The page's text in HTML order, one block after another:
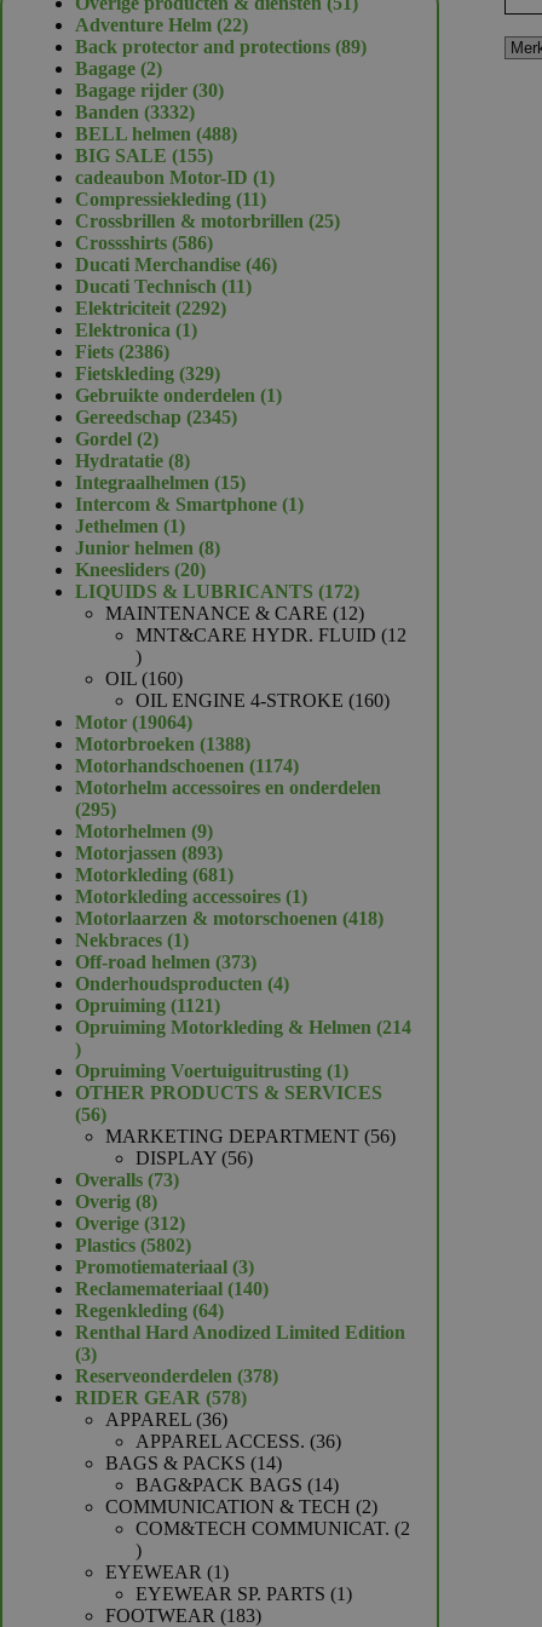
Adventure Helm 2222
producten
Back protector and protections 8989
Bagage 22
producten
Bagage rijder 3030
Banden 33323332
producten
BELL helmen 488488
BIG SALE 155155
producten
cadeaubon Motor-ID 11
Compressiekleding 1111
producten
Crossbrillen & motorbrillen 2525
Crossshirts 586586
producten
Ducati Merchandise 4646
Ducati Technisch 1111
Elektriciteit 22922292
Elektronica 11
Fiets 23862386
producten
Fietskleding 329329
producten
Gebruikte onderdelen 11
Gereedschap 23452345
Gordel 22
producten
Hydratatie 88
producten
Integraalhelmen 1515
producten
Intercom & Smartphone 11
Jethelmen 11
product
Junior helmen 88
Kneesliders 2020
producten
LIQUIDS & LUBRICANTS 172172
producten
MAINTENANCE & CARE 1212
producten
MNT&CARE HYDR. FLUID
12
12
producten
OIL 160160
producten
OIL ENGINE 4-STROKE 160160
Motor 1906419064
producten
Motorbroeken 13881388
producten
Motorhandschoenen 11741174
producten
Motorhelm accessoires en onderdelen
295295
producten
Motorhelmen 99
producten
Motorjassen 893893
producten
Motorkleding 681681
producten
Motorkleding accessoires 11
product
Motorlaarzen & motorschoenen 418418
Nekbraces 11
product
Off-road helmen 373373
producten
Onderhoudsproducten 44
Opruiming 11211121
producten
Opruiming Motorkleding & Helmen
214
214
producten
Opruiming Voertuiguitrusting 11
product
OTHER PRODUCTS & SERVICES
5656
producten
MARKETING DEPARTMENT 5656
DISPLAY 5656
Overalls 7373
Overig 88
producten
Overige 312312
producten
Plastics 58025802
producten
Promotiemateriaal 33
producten
Reclamemateriaal 140140
Regenkleding 6464
producten
Renthal Hard Anodized Limited Edition
33
producten
Reserveonderdelen 378378
RIDER GEAR 578578
APPAREL 3636
producten
APPAREL ACCESS. 3636
BAGS & PACKS 1414
producten
BAG&PACK BAGS 1414
producten
COMMUNICATION & TECH 22
producten
COM&TECH COMMUNICAT.
2
2
producten
EYEWEAR 11
product
EYEWEAR SP. PARTS 11
FOOTWEAR 183183